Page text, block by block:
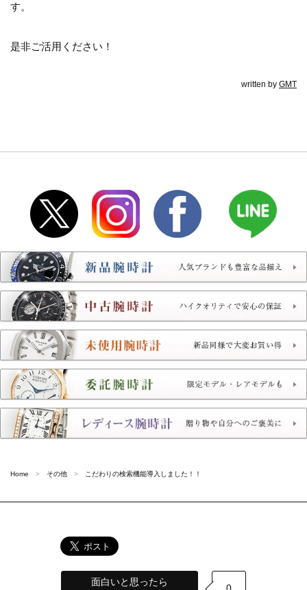
す。
是非ご活用ください！
written by GMT
Home その他 こだわりの検索機能導入しました！！
面白いと思ったら